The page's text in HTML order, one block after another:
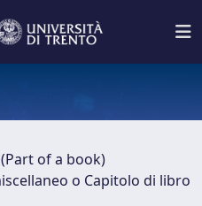
of a book)
o Capitolo di libro